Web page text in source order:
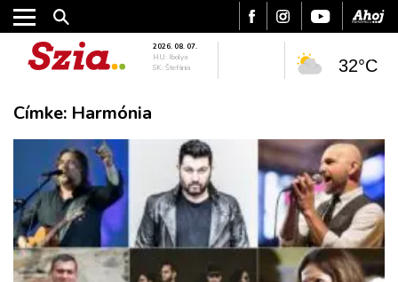
VÁROS
RÉGIÓ
SPORT
KULTÚRA
PODCAST
2026. 08. 07.
HU: Ibolya
SK: Štefánia
32°C
Címke: Harmónia